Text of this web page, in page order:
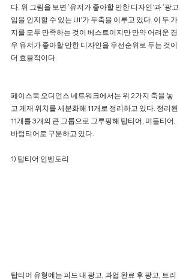
다. 위 그림을 보면 ‘유저가 좋아할 만한 디자인’과 ‘광고
임을 인지할 수 있는 UI’가 두축을 이루고 있다. 이 두 가
지를 모두 만족하는 것이 베스트이지만 만약 어려운 경
우 유저가 좋아할 만한 디자인을 우선순위로 두는 것이
더 효율적이다.
페이스북 오디언스 네트워크에서는 위 2가지 축을 놓
고 게재 위치를 세분화해 11개로 정리하고 있다. 정리된
11개를 3개의 큰 그룹으로 그루핑해 탑티어, 미들티어,
바텀티어로 구분하고 있다.
1) 탑티어 인벤토리
탑티어 유형에는 피드 내 광고, 과업 완료 후 광고, 트리